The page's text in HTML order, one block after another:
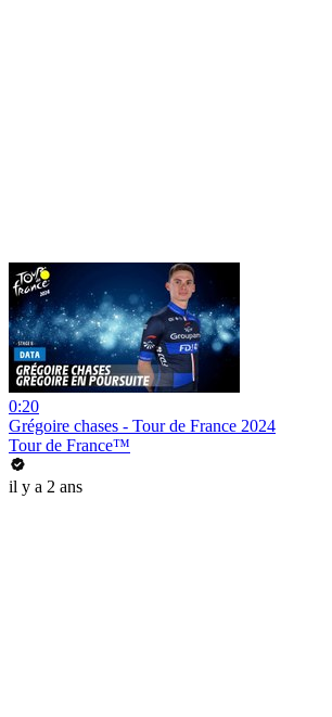
0:20
Grégoire chases - Tour de France 2024
Tour de France™
il y a 2 ans